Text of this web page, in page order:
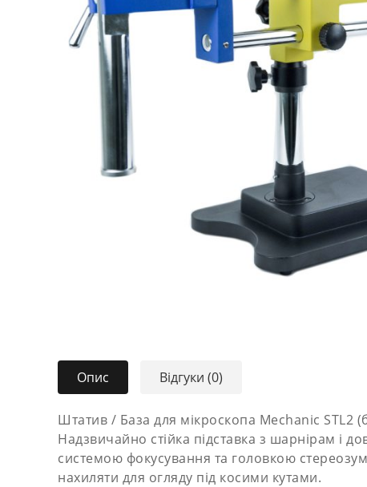
Опис Відгуки (0)
Штатив / База для мікроскопа Mechanic STL2
Надзвичайно стійка підставка з шарнірам і
системою фокусування та головкою
нахиляти для огляду під косими кутами.